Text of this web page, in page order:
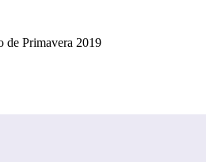
de Primavera 2019